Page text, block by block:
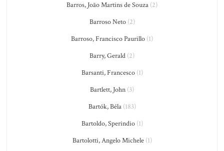
Barros, João Martins de Souza (2)
Barroso Neto(2)
Barroso, Francisco Paurillo (1)
Barry, Gerald (2)
Barsanti, Francesco(1)
Bartlett, John (3)
Bartók, Béla(183)
Bartoldo, Sperindio(1)
Bartolotti, Angelo Michele(1)